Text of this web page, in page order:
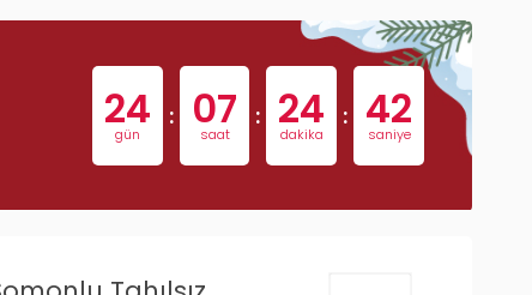
24
gün
: 07
saat
: 24
dakika
: 41
saniye